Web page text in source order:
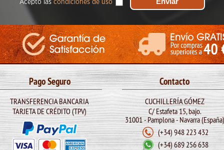
Acepto las condiciones de uso
Pago Seguro
TRANSFERENCIA BANCARIA
TARJETA DE CRÉDITO (TPV)
Contacto
CUCHILLERÍA GÓMEZ
C/ Estafeta 15, bajo.
31001 - Pamplona - Navarra (España)
(+34) 948 223 432
(+34) 689 256 638